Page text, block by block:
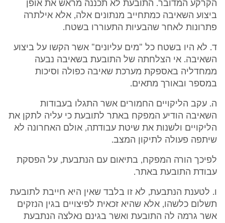
הקרקע המדובר. התובעת לא תכננה מראש את אופן
ביצוע השאיבה כמתחייב מנתונים אלה, אלא אילתרה
פתרונות לאחר שהבעיות התעוררו בשטח.
ד. לא היו בשטח כל "מים עליונים" אשר הקשו על ביצוע
השאיבה. אי הצלחתה של התובעת בשאיבה נבעה
ממחדליה באספקת מערכת שאיבה כפולה וסיכות
במספר ובאורך מתאים.
ה. עקב הליקויים החמורים אשר התגלו בעבודות
השאיבה הודיע המפקח באתר לתובעת כי עליה לתקן את
הליקויים ולשנות את שיטת עבודתה, אולם האחרונה לא
שיתפה פעולה לתיקון המצב.
לפיכך הורה המפקח, בתיאום עם הנתבעת, על הפסקת
עבודת התובעת באתר.
ו. לטענת הנתבעת, לא זו בלבד שאין היא חייבת לתובעת
תשלום כלשהו, אלא שהיא זכאית לפיצויים בגין הנזקים
אשר גרמה לה התובעת ואשר בגינם נאלצה הנתבעת